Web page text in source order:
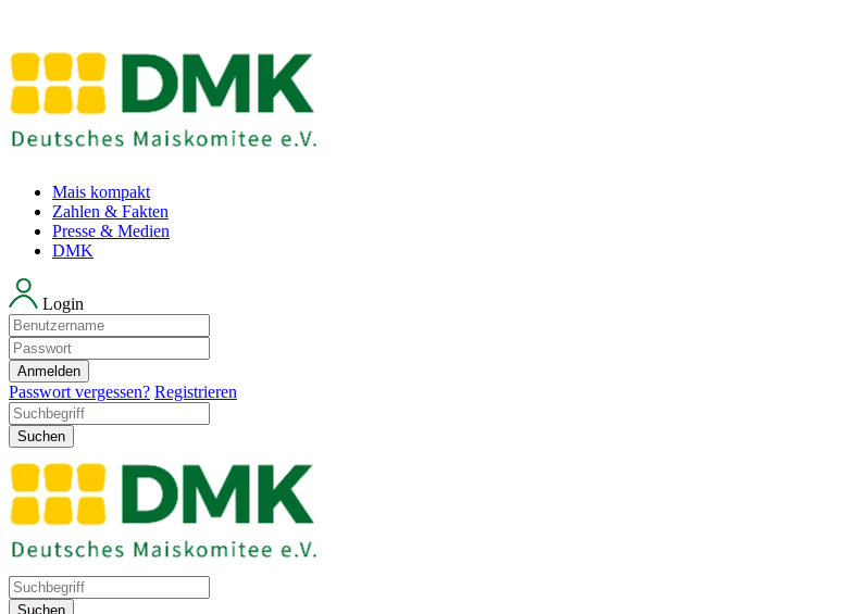
Mais kompakt
Zahlen & Fakten
Presse & Medien
DMK
Login
Anmelden
Passwort vergessen? Registrieren
Suchen
Suchen